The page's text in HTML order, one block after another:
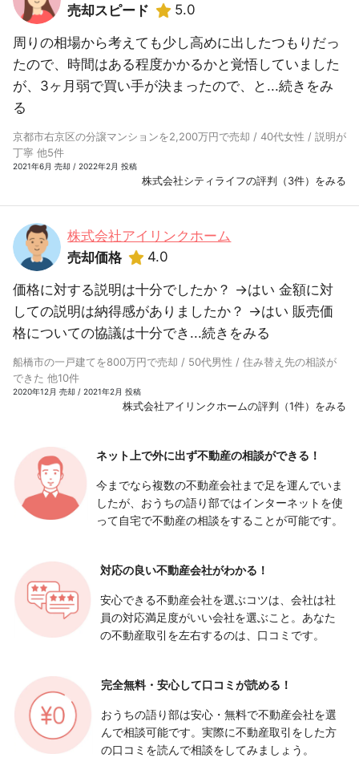
売却スピード
5.0
周りの相場から考えても少し高めに出したつもりだっ
たので、時間はある程度かかるかと覚悟していました
が、3ヶ月弱で買い手が決まったので、と...続きをみ
る
京都市右京区の分譲マンションを2,200万円で売却 / 40代女性 / 説明が
丁寧 他5件
2021年6月 売却 / 2022年2月 投稿
株式会社シティライフの評判（3件）をみる
株式会社アイリンクホーム
売却価格
4.0
価格に対する説明は十分でしたか？ →はい 金額に対
しての説明は納得感がありましたか？ →はい 販売価
格についての協議は十分でき...続きをみる
船橋市の一戸建てを800万円で売却 / 50代男性 / 住み替え先の相談が
できた 他10件
2020年12月 売却 / 2021年2月 投稿
株式会社アイリンクホームの評判（1件）をみる
ネット上で外に出ず不動産の相談ができる！
今までなら複数の不動産会社まで足を運んでいま
したが、おうちの語り部ではインターネットを使
って自宅で不動産の相談をすることが可能です。
対応の良い不動産会社がわかる！
安心できる不動産会社を選ぶコツは、会社は社
員の対応満足度がいい会社を選ぶこと。あなた
の不動産取引を左右するのは、口コミです。
完全無料・安心して口コミが読める！
おうちの語り部は安心・無料で不動産会社を選
んで相談可能です。実際に不動産取引をした方
の口コミを読んで相談をしてみましょう。